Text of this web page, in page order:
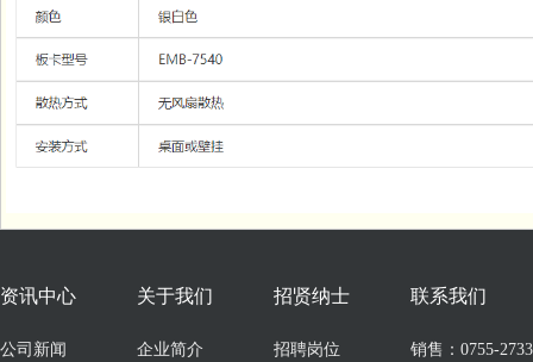
资讯中心
公司新闻
关于我们
企业简介
招贤纳士
招聘岗位
联系我们
销售：0755-